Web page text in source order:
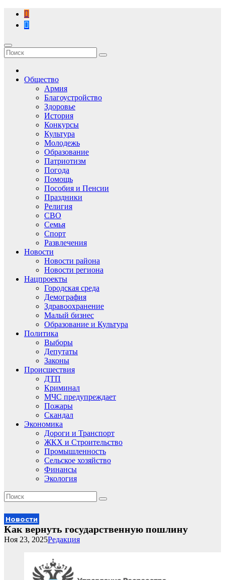
Перейти
содержимому
Общество
Армия
Благоустройство
Здоровье
История
Конкурсы
Культура
Молодежь
Образование
Патриотизм
Погода
Помощь
Пособия и Пенсии
Праздники
Религия
СВО
Семья
Спорт
Развлечения
Новости
Новости района
Новости региона
Нацпроекты
Городская среда
Демография
Здравоохранение
Малый бизнес
Образование и Культура
Политика
Выборы
Депутаты
Законы
Происшествия
ДТП
Криминал
МЧС предупреждает
Пожары
Скандал
Экономика
Дороги и Транспорт
ЖКХ и Строительство
Промышленность
Сельское хозяйство
Финансы
Экология
Новости
Как вернуть государственную пошлину
Редакция
Ноя 23, 2025